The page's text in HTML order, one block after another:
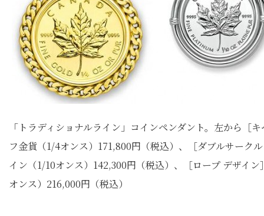
「トラディショナルライン」コインペンダント。左から［
フ金貨（1/4オンス）171,800円（税込）、［ダブルサーク
イン（1/10オンス）142,300円（税込）、［ロープ デザイ
オンス）216,000円（税込）